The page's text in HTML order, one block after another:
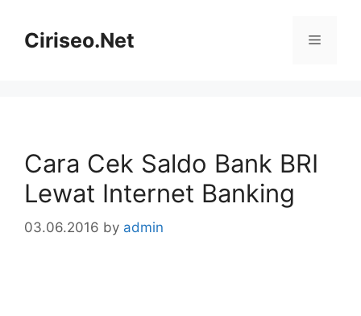
contentCiriseo.Net Menu
Cara Cek Saldo Bank BRI
Lewat Internet Banking
03.06.2016 by admin